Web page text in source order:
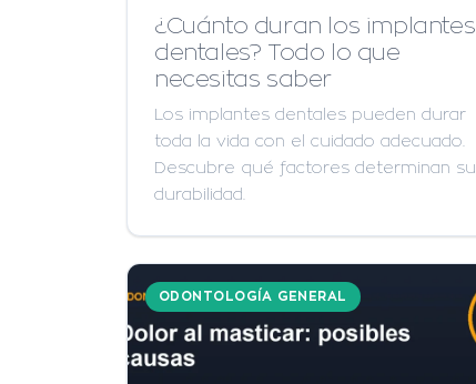
¿Cuánto duran los implantes
dentales? Todo lo que
necesitas saber
Los implantes dentales pueden durar
toda la vida con el cuidado adecuado.
Descubre qué factores determinan su
durabilidad.
ODONTOLOGÍA GENERAL